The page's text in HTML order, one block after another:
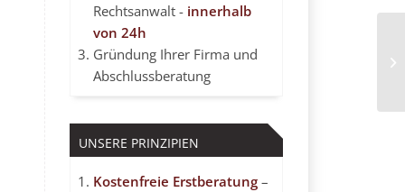
Rechtsanwalt - innerhalb
von 24h
Gründung Ihrer Firma und
Abschlussberatung
UNSERE PRINZIPIEN
Kostenfreie Erstberatung –